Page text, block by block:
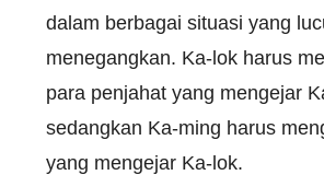
dalam berbagai situasi yang
menegangkan. Ka-lok harus
para penjahat yang mengejar
sedangkan Ka-ming harus
yang mengejar Ka-lok.